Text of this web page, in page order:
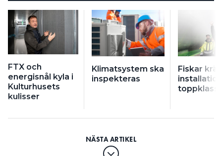
FTX och
energisnål kyla i
Kulturhusets
kulisser
Klimatsystem ska
inspekteras
Fiskar
toppklass